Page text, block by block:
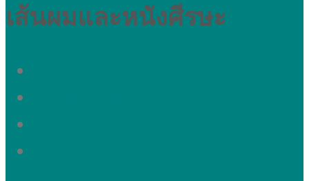
เส้นผมและหนังศีรษะ